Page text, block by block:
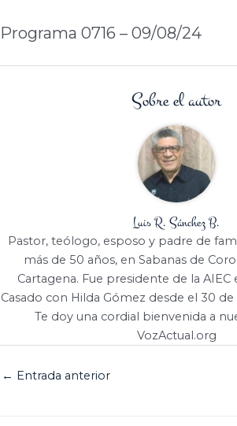
Programa 0716 – 09/08/24
Sobre el autor
Luis R. Sánchez B.
Pastor, teólogo, esposo y padre de
más de 50 años, en Sabanas de
Cartagena. Fue presidente de la AIEC
Casado con Hilda Gómez desde el 30
Te doy una cordial bienvenida a
VozActual.org
← Entrada anterior